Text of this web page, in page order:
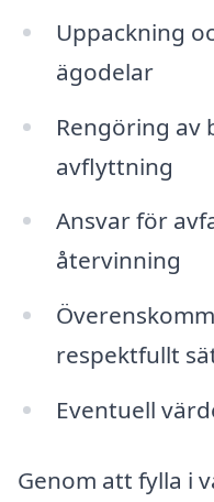
Uppackning
ägodelar
Rengöring av
avflyttning
Ansvar för
återvinning
respektfullt
Eventuell
Genom att fylla i